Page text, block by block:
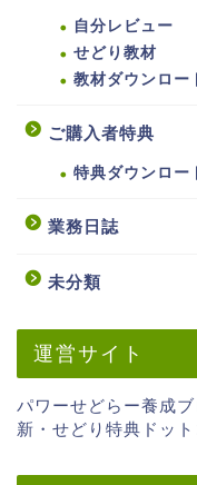
自分レビュー
せどり教材
教材ダウンロー
ご購入者特典
特典ダウンロー
業務日誌
未分類
運営サイト
パワーせどらー養成
新・せどり特典ドット